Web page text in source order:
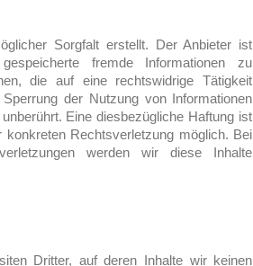
Sorgfalt erstellt. Der Anbieter ist
fremde Informationen zu
die auf eine rechtswidrige Tätigkeit
der Nutzung von Informationen
Eine diesbezügliche Haftung ist
Rechtsverletzung möglich. Bei
werden wir diese Inhalte
Dritter, auf deren Inhalte wir keinen